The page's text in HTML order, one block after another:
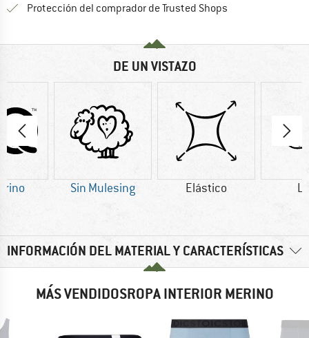
Protección del comprador de Trusted Shops
DE UN VISTAZO
Sin Mulesing Elástico
INFORMACIÓN DEL MATERIAL Y CARACTERÍSTICAS
MÁS VENDIDOSROPA INTERIOR MERINO